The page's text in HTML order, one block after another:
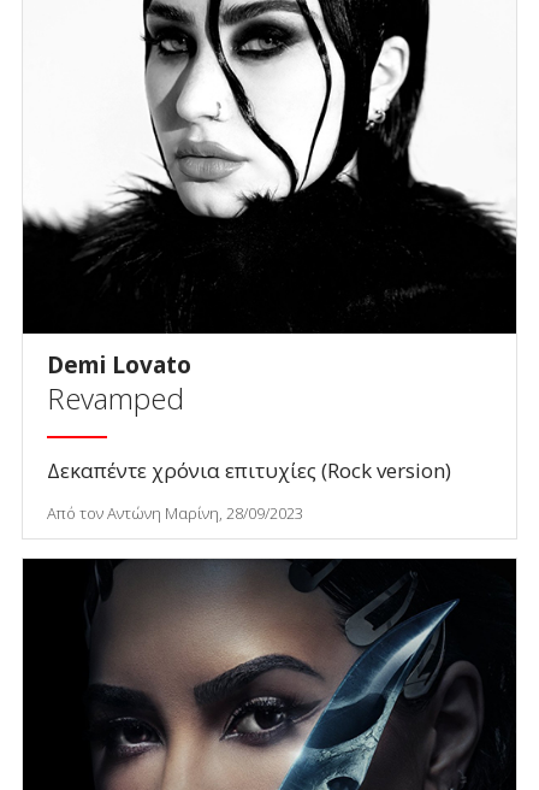
Demi Lovato
Revamped
Δεκαπέντε χρόνια επιτυχίες (Rock version)
Από τον Αντώνη Μαρίνη, 28/09/2023